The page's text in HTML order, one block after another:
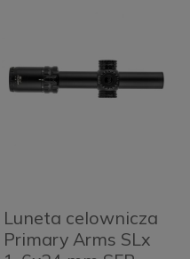
Luneta celownicza
Primary Arms SLx